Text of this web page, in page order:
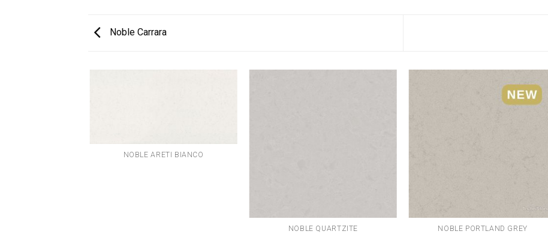
Noble Carrara
NOBLE ARETI BIANCO
NOBLE QUARTZITE NOBLE PORTLAND GREY